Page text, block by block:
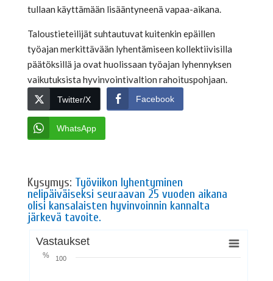
tullaan käyttämään lisääntyneenä vapaa-aikana.
Taloustieteilijät suhtautuvat kuitenkin epäillen
työajan merkittävään lyhentämiseen kollektiivisilla
päätöksillä ja ovat huolissaan työajan lyhennyksen
vaikutuksista hyvinvointivaltion rahoituspohjaan.
Twitter/X Facebook
WhatsApp
Kysymys: Työviikon lyhentyminen
nelipäiväiseksi seuraavan 25 vuoden aikana
olisi kansalaisten hyvinvoinnin kannalta
järkevä tavoite.
%
Vastaukset
100